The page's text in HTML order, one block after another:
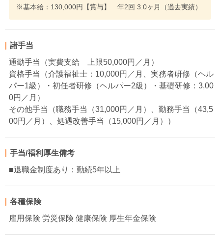
※基本給：130,000円【賞与】 年2回 3.0ヶ月（過去実績）
諸手当
通勤手当（実費支給 上限50,000円／月）
資格手当（介護福祉士：10,000円／月、実務者研修（ヘル
パー1級）・初任者研修（ヘルパー2級）・基礎研修：3,00
0円／月）
その他手当（職務手当（31,000円／月）、勤務手当（43,5
00円／月）、処遇改善手当（15,000円／月））
手当/福利厚生備考
■退職金制度あり：勤続5年以上
各種保険
雇用保険 労災保険 健康保険 厚生年金保険